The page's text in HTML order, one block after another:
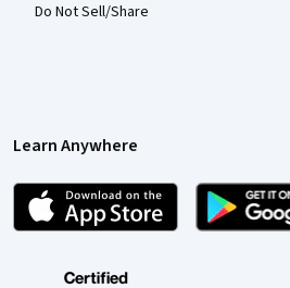
Do Not Sell/Share
Learn Anywhere